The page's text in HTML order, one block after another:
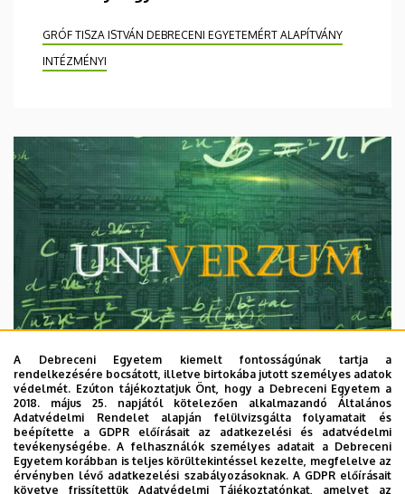
GRÓF TISZA ISTVÁN DEBRECENI EGYETEMÉRT ALAPÍTVÁNY
INTÉZMÉNYI
2026. augusztus 7.
Univerzum: A Debreceni Egyetem
titkos receptjei
A Debreceni Egyetem kiemelt fontosságúnak tartja a
rendelkezésére bocsátott, illetve birtokába jutott személyes adatok
védelmét. Ezúton tájékoztatjuk Önt, hogy a Debreceni Egyetem a
2018. május 25. napjától kötelezően alkalmazandó Általános
Adatvédelmi Rendelet alapján felülvizsgálta folyamatait és
beépítette a GDPR előírásait az adatkezelési és adatvédelmi
tevékenységébe. A felhasználók személyes adatait a Debreceni
Egyetem korábban is teljes körültekintéssel kezelte, megfelelve az
érvényben lévő adatkezelési szabályozásoknak. A GDPR előírásait
követve frissítettük Adatvédelmi Tájékoztatónkat, amelyet az